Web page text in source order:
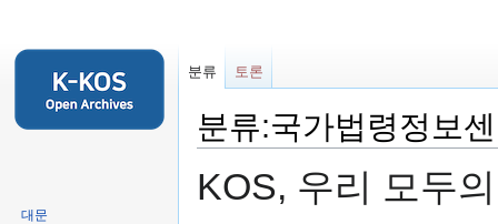
분류:국가법령정보
KOS, 우리 모두
분류 토론
대문